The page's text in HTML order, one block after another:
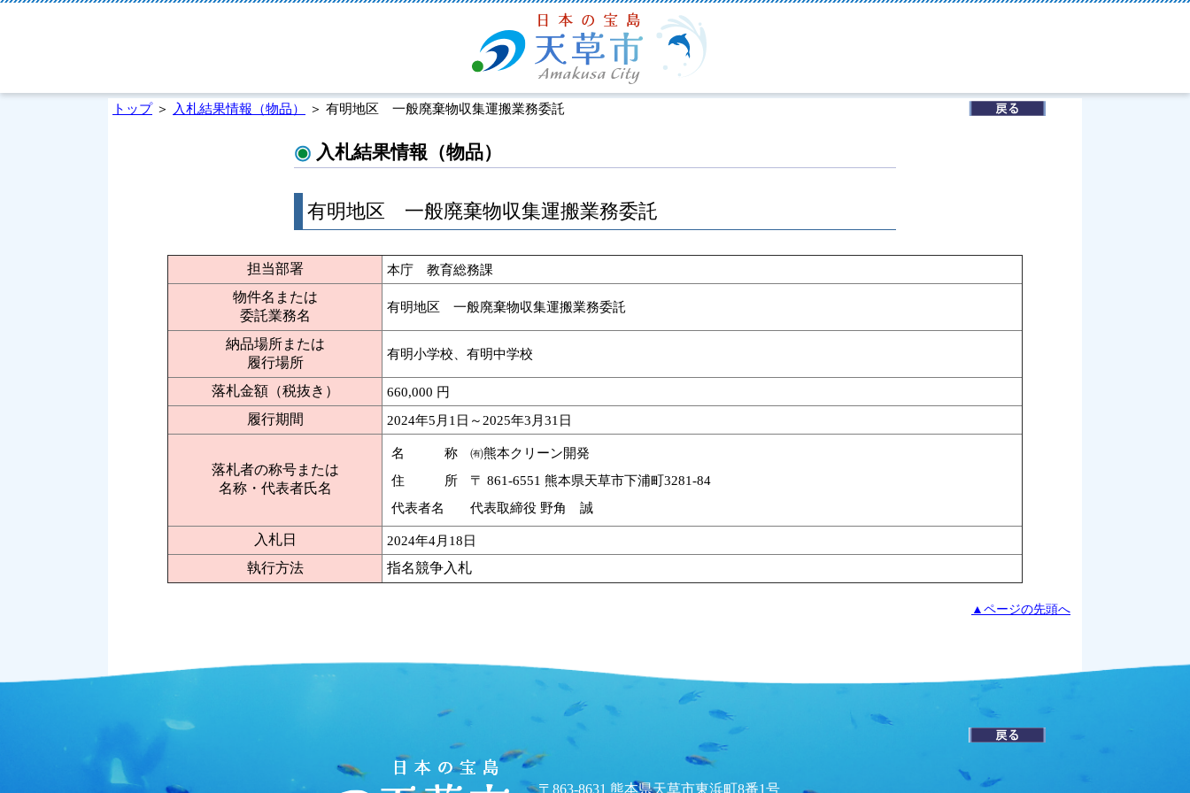
トップ＞ 入札結果情報（物品） ＞ 有明地区 一般廃棄物収集運搬業務委託
入札結果情報（物品）
有明地区 一般廃棄物収集運搬業務委託
担当部署
本庁 教育総務課
物件名または
委託業務名
有明地区 一般廃棄物収集運搬業務委託
納品場所または
履行場所
有明小学校、有明中学校
落札金額（税抜き）
660,000 円
履行期間
2024年5月1日～2025年3月31日
落札者の称号または
名称・代表者氏名
名 称
㈲熊本クリーン開発
住 所
〒 861-6551 熊本県天草市下浦町3281-84
代表者名
代表取締役 野角 誠
入札日
2024年4月18日
執行方法
指名競争入札
▲ページの先頭へ
〒863-8631 熊本県天草市東浜町8番1号